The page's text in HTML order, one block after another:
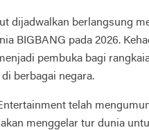
dijadwalkan berlangsung
BIGBANG pada 2026.
pembuka bagi
berbagai negara.
telah
menggelar tur dunia